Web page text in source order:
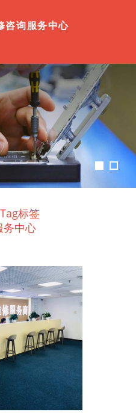
咨询服务中心
Tag标签
务中心